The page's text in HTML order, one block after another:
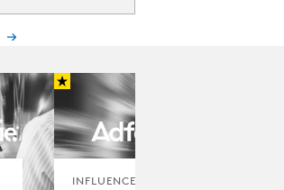
INFLUENCER